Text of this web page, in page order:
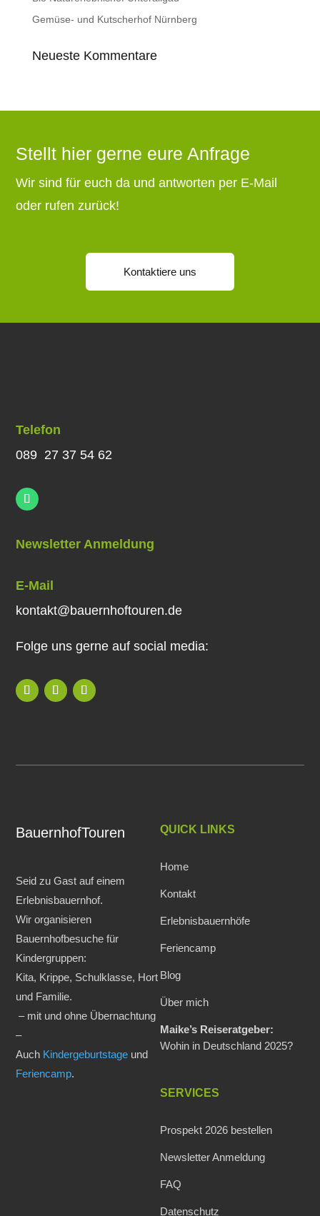
Gemüse- und Kutscherhof Nürnberg
Neueste Kommentare
Stellt hier gerne eure Anfrage
Wir sind für euch da und antworten per E-Mail
oder rufen zurück!
Kontaktiere uns
Telefon
089 27 37 54 62
Newsletter Anmeldung
E-Mail
kontakt@bauernhoftouren.de
Folge uns gerne auf social media:
BauernhofTouren
Seid zu Gast auf einem
Erlebnisbauernhof.
Wir organisieren
Bauernhofbesuche für
Kindergruppen:
Kita, Krippe, Schulklasse, Hort
und Familie.
– mit und ohne Übernachtung
–
Auch Kindergeburtstage und
Feriencamp.
QUICK LINKS
Home
Kontakt
Erlebnisbauernhöfe
Feriencamp
Blog
Über mich
Maike’s Reiseratgeber:
Wohin in Deutschland 2025?
SERVICES
Prospekt 2026 bestellen
Newsletter Anmeldung
FAQ
Datenschutz